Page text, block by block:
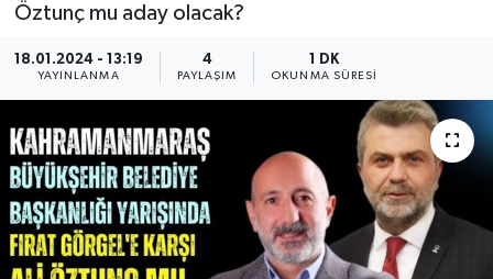
Öztunç mu aday olacak?
18.01.2024 - 13:19
YAYINLANMA
4
PAYLAŞIM
1 DK
OKUNMA SÜRESI
SAĞLIK
EĞİTİM
İLÇE HABERLERİ
KÜLTÜR-SANAT
KSÜ
Son Dakika Haberleri
Haber Arşivi